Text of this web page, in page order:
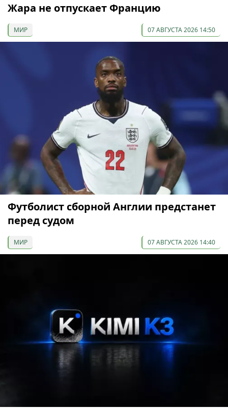
Жара не отпускает Францию
МИР 07 АВГУСТА 2026 14:50
Футболист сборной Англии предстанет
перед судом
МИР 07 АВГУСТА 2026 14:40